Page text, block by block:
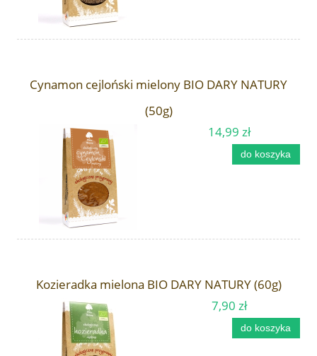
Cynamon cejloński mielony BIO DARY NATURY
(50g)
14,99 zł
do koszyka
Kozieradka mielona BIO DARY NATURY (60g)
7,90 zł
do koszyka